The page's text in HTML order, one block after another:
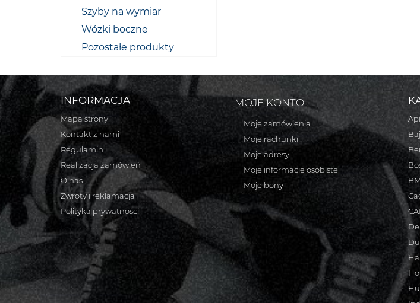
Szyby na wymiar
Wózki boczne
Pozostałe produkty
INFORMACJA
Mapa strony
Kontakt z nami
Regulamin
Realizacja zamówień
O nas
Zwroty i reklamacja
Polityka prywatności
MOJE KONTO
Moje zamówienia
Moje rachunki
Moje adresy
Moje informacje osobiste
Moje bony